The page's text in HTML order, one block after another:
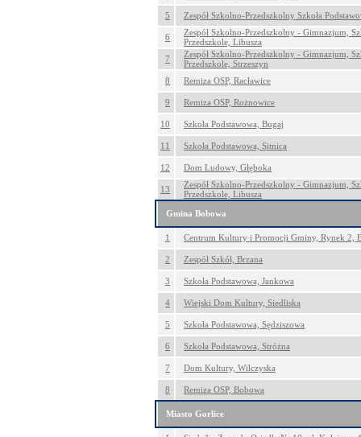
5 Zespół Szkolno-Przedszkolny Szkoła
6
Zespół Szkolno-Przedszkolny - Gimnazjum,
Przedszkole, Libusza
7
Zespół Szkolno-Przedszkolny - Gimnazjum,
Przedszkole, Strzeszyn
8
Remiza OSP, Racławice
9 Remiza OSP, Rożnowice
10 Szkoła Podstawowa, Bugaj
11 Szkoła Podstawowa, Sitnica
12 Dom Ludowy, Głęboka
13
Zespół Szkolno-Przedszkolny - Gimnazjum,
Przedszkole, Libusza
Gmina Bobowa
1 Centrum Kultury i Promocji Gminy, Rynek 2,
2 Zespół Szkół, Brzana
3 Szkoła Podstawowa, Jankowa
4 Wiejski Dom Kultury, Siedliska
5 Szkoła Podstawowa, Sędziszowa
6 Szkoła Podstawowa, Stróżna
7 Dom Kultury, Wilczyska
8 Remiza OSP, Bobowa
Miasto Gorlice